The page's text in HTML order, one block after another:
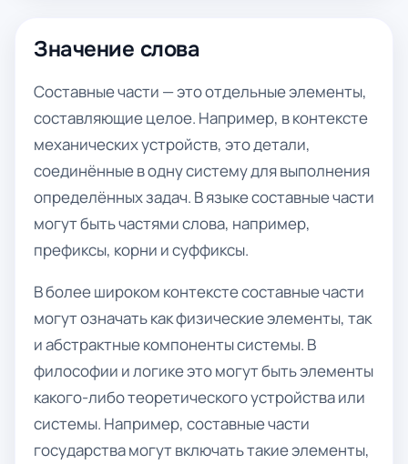
Значение слова
Составные части — это отдельные элементы,
составляющие целое. Например, в контексте
механических устройств, это детали,
соединённые в одну систему для выполнения
определённых задач. В языке составные части
могут быть частями слова, например,
префиксы, корни и суффиксы.
В более широком контексте составные части
могут означать как физические элементы, так
и абстрактные компоненты системы. В
философии и логике это могут быть элементы
какого-либо теоретического устройства или
системы. Например, составные части
государства могут включать такие элементы,